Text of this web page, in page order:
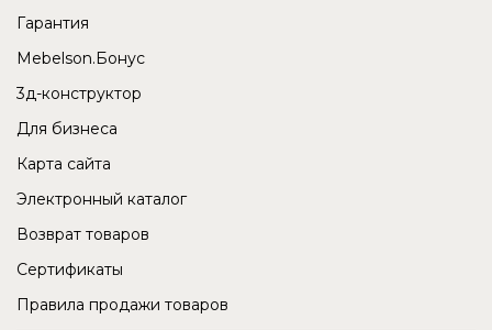
Гарантия
Mebelson.Бонус
3д-конструктор
Для бизнеса
Карта сайта
Электронный каталог
Возврат товаров
Сертификаты
Правила продажи товаров